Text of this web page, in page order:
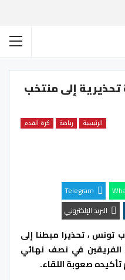
إلى منتخب
الرئيسية رياضة كرة القدم
Telegram
البريد الإلكتروني
تونس ، تحذيرا مبطنا إلى
الفريقين في نصف نهائي